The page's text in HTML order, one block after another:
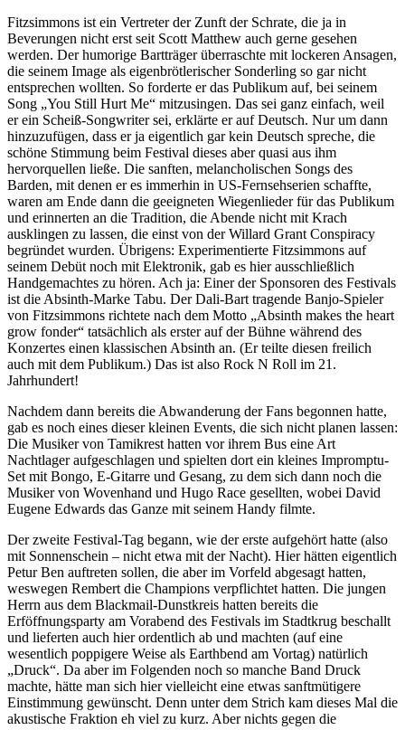
Fitzsimmons ist ein Vertreter der Zunft der Schrate, die ja in
Beverungen nicht erst seit Scott Matthew auch gerne gesehen
werden. Der humorige Bartträger überraschte mit lockeren Ansagen,
die seinem Image als eigenbrötlerischer Sonderling so gar nicht
entsprechen wollten. So forderte er das Publikum auf, bei seinem
Song „You Still Hurt Me“ mitzusingen. Das sei ganz einfach, weil
er ein Scheiß-Songwriter sei, erklärte er auf Deutsch. Nur um dann
hinzuzufügen, dass er ja eigentlich gar kein Deutsch spreche, die
schöne Stimmung beim Festival dieses aber quasi aus ihm
hervorquellen ließe. Die sanften, melancholischen Songs des
Barden, mit denen er es immerhin in US-Fernsehserien schaffte,
waren am Ende dann die geeigneten Wiegenlieder für das Publikum
und erinnerten an die Tradition, die Abende nicht mit Krach
ausklingen zu lassen, die einst von der Willard Grant Conspiracy
begründet wurden. Übrigens: Experimentierte Fitzsimmons auf
seinem Debüt noch mit Elektronik, gab es hier ausschließlich
Handgemachtes zu hören. Ach ja: Einer der Sponsoren des Festivals
ist die Absinth-Marke Tabu. Der Dali-Bart tragende Banjo-Spieler
von Fitzsimmons richtete nach dem Motto „Absinth makes the heart
grow fonder“ tatsächlich als erster auf der Bühne während des
Konzertes einen klassischen Absinth an. (Er teilte diesen freilich
auch mit dem Publikum.) Das ist also Rock N Roll im 21.
Jahrhundert!
Nachdem dann bereits die Abwanderung der Fans begonnen hatte,
gab es noch eines dieser kleinen Events, die sich nicht planen lassen:
Die Musiker von Tamikrest hatten vor ihrem Bus eine Art
Nachtlager aufgeschlagen und spielten dort ein kleines Impromptu-
Set mit Bongo, E-Gitarre und Gesang, zu dem sich dann noch die
Musiker von Wovenhand und Hugo Race gesellten, wobei David
Eugene Edwards das Ganze mit seinem Handy filmte.
Der zweite Festival-Tag begann, wie der erste aufgehört hatte (also
mit Sonnenschein – nicht etwa mit der Nacht). Hier hätten eigentlich
Petur Ben auftreten sollen, die aber im Vorfeld abgesagt hatten,
weswegen Rembert die Champions verpflichtet hatten. Die jungen
Herrn aus dem Blackmail-Dunstkreis hatten bereits die
Erföffnungsparty am Vorabend des Festivals im Stadtkrug beschallt
und lieferten auch hier ordentlich ab und machten (auf eine
wesentlich poppigere Weise als Earthbend am Vortag) natürlich
„Druck“. Da aber im Folgenden noch so manche Band Druck
machte, hätte man sich hier vielleicht eine etwas sanftmütigere
Einstimmung gewünscht. Denn unter dem Strich kam dieses Mal die
akustische Fraktion eh viel zu kurz. Aber nichts gegen die